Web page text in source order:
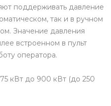
поддерживать давление
так и в ручном
Значение давления
встроенном в пульт
оператора.
кВт до 900 кВт (до 250